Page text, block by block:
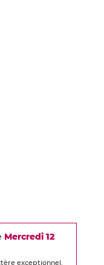
Mercredi 12
exceptionnel.